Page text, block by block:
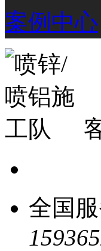
案例中心
全国